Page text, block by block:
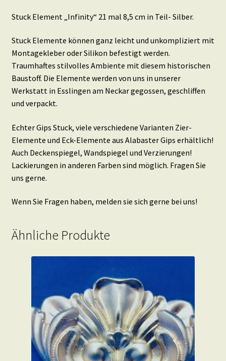
Stuck Element „Infinity“ 21 mal 8,5 cm in Teil- Silber.
Stuck Elemente können ganz leicht und unkompliziert mit
Montagekleber oder Silikon befestigt werden.
Traumhaftes stilvolles Ambiente mit diesem historischen
Baustoff. Die Elemente werden von uns in unserer
Werkstatt in Esslingen am Neckar gegossen, geschliffen
und verpackt.
Echter Gips Stuck, viele verschiedene Varianten Zier-
Elemente und Eck-Elemente aus Alabaster Gips erhältlich!
Auch Deckenspiegel, Wandspiegel und Verzierungen!
Lackierungen in anderen Farben sind möglich. Fragen Sie
uns gerne.
Wenn Sie Fragen haben, melden sie sich gerne bei uns!
Ähnliche Produkte